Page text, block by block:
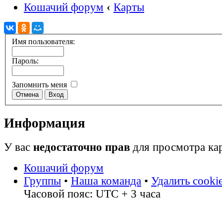
Кошачий форум ‹ Карты
Имя пользователя:
Пароль:
Запомнить меня
Информация
У вас недостаточно прав для просмотра
Кошачий форум
Группы • Наша команда • Удалить
Часовой пояс: UTC + 3 часа